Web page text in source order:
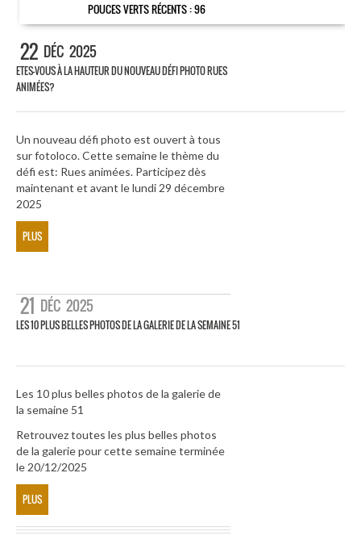
POUCES VERTS RÉCENTS :96
22 DÉC 2025
ETES-VOUS À LA HAUTEUR DU NOUVEAU DÉFI PHOTO RUES
ANIMÉES?
Un nouveau défi photo est ouvert à tous
sur fotoloco. Cette semaine le thème du
défi est: Rues animées. Participez dès
maintenant et avant le lundi 29 décembre
2025
PLUS
21 DÉC 2025
LES 10 PLUS BELLES PHOTOS DE LA GALERIE DE LA SEMAINE 51
Les 10 plus belles photos de la galerie de
la semaine 51
Retrouvez toutes les plus belles photos
de la galerie pour cette semaine terminée
le 20/12/2025
PLUS